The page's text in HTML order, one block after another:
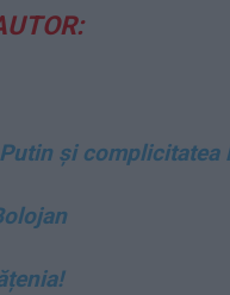
și complicitatea